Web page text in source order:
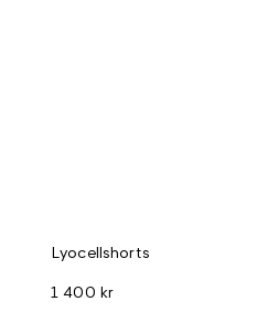
Lyocellshorts
1 400 kr